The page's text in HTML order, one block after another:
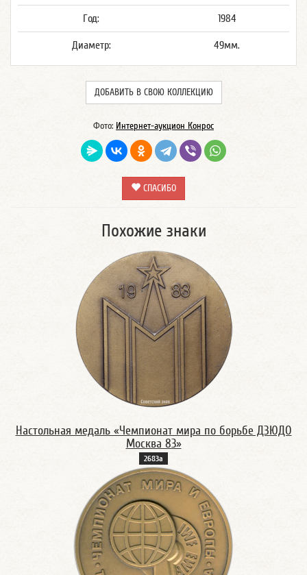
Год: 1984
Диаметр: 49мм.
ДОБАВИТЬ В СВОЮ КОЛЛЕКЦИЮ
Фото: Интернет-аукцион Конрос
СПАСИБО
Похожие знаки
Настольная медаль «Чемпионат мира по борьбе ДЗЮДО
Москва 83»
2683а